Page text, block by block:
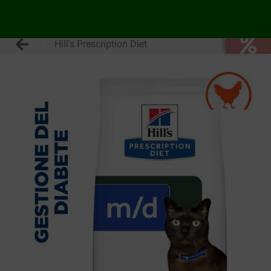
Hill's Prescription Diet